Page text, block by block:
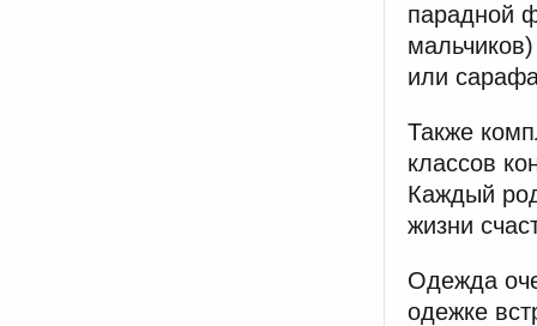
парадной
или
Также
классов
Каждый
жизни
Одежда
одежке